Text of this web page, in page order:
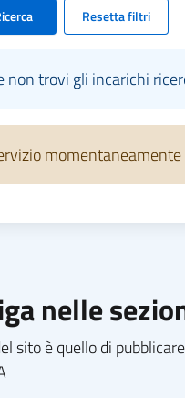
Resetta filtri
non trovi gli incarichi
nelle
sito è quello di